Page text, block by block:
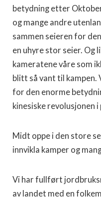
betydning etter
og mange andre
sammen seieren for
en uhyre stor seier. Og
kameratene våre som
blitt så vant til kampen.
for den enorme
kinesiske revolusjonen
Midt oppe i den store
innvikla kamper og
Vi har fullført
av landet med en